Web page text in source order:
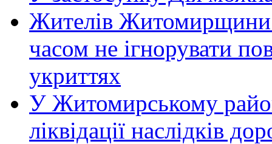
Жителів Житомирщини
часом не ігнорувати
укриттях
У Житомирському
ліквідації наслідків